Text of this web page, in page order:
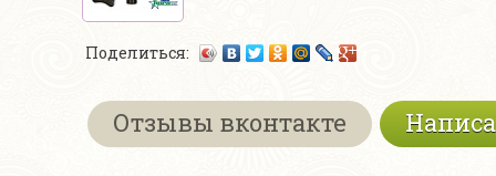
Поделиться:
Отзывы вконтакте